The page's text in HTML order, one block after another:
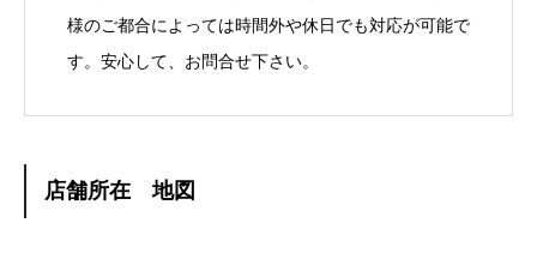
様のご都合によっては時間外や休日でも対応が可能で
す。安心して、お問合せ下さい。
店舗所在 地図